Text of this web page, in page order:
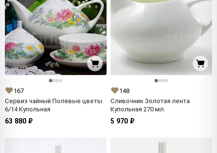
167
Сервиз чайный Полевые цветы
6/14 Купольная
63 880 ₽
148
Сливочник Золотая лента
Купольная 270 мл.
5 970 ₽